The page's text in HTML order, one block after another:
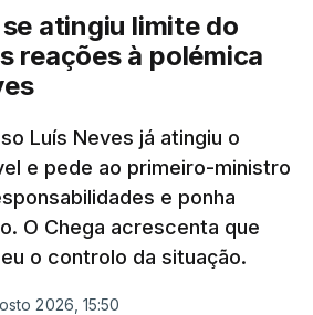
que indicie a realização
Empreiteiro da
Construbarcelos também
fez obras na casa do diretor
financeiro da PJ
atualizado 7 Agosto 2026, 14:25
atingiu limite do
reações à polémica
Luís Neves já atingiu o
e pede ao primeiro-ministro
e ponha
O Chega acrescenta que
o controlo da situação.
2026, 15:50